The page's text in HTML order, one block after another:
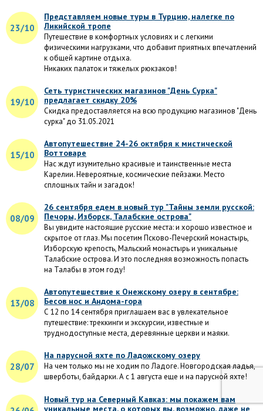
23/10
Представляем новые туры в Турцию, налегке по
Ликийской тропе
Путешествие в комфортных условиях и с легкими
физическими нагрузками, что добавит приятных впечатлений
к общей картине отдыха.
Никаких палаток и тяжелых рюкзаков!
19/10
Сеть туристических магазинов "День Сурка"
предлагает скидку 20%
Скидка предоставляется на всю продукцию магазинов "День
сурка" до 31.05.2021
15/10
Автопутешествие 24-26 октября к мистической
Воттоваре
Нас ждут изумительно красивые и таинственные места
Карелии. Невероятные, космические пейзажи. Место
сплошных тайн и загадок!
08/09
26 сентября едем в новый тур "Тайны земли русской:
Печоры, Изборск, Талабские острова"
Вы увидите настоящие русские места: и хорошо известное и
скрытое от глаз. Мы посетим Псково-Печерский монастырь,
Изборскую крепость, Мальский монастырь и уникальные
Талабские острова. И это последняя возможность попасть
на Талабы в этом году!
13/08
Автопутешествие к Онежскому озеру в сентябре:
Бесов нос и Андома-гора
С 12 по 14 сентября приглашаем вас в увлекательное
путешествие: треккинги и экскурсии, известные и
труднодоступные места, деревянные церкви и маяки.
28/07
На парусной яхте по Ладожскому озеру
На чем только мы не ходим по Ладоге. Новгородская ладья,
шверботы, байдарки. А с 1 августа еще и на парусной яхте!
Новый тур на Северный Кавказ: мы покажем вам
уникальные места, о которых вы, возможно, даже не